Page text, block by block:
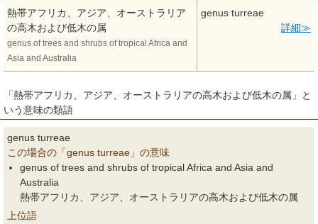
熱帯アフリカ、アジア、オーストラリア
の高木および低木の属
genus of trees and shrubs of tropical Africa and
Asia and Australia
genus turreae
詳細
「熱帯アフリカ、アジア、オーストラリアの高木および低木の属」と
いう意味の類語
genus turreae
この場合の「genus turreae」の意味
genus of trees and shrubs of tropical Africa and Asia and
Australia
熱帯アフリカ、アジア、オーストラリアの高木および低木の属
上位語